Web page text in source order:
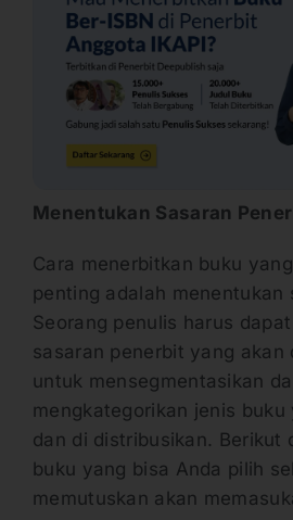
Menentukan Sasaran
Cara menerbitkan buku
penting adalah menentukan
Seorang penulis harus
sasaran penerbit yang akan
untuk mensegmentasikan
mengkategorikan jenis
dan di distribusikan. Berikut
buku yang bisa Anda pilih
memutuskan akan